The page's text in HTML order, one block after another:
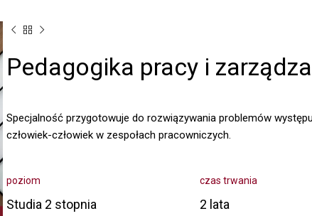
Pedagogika pracy i
Specjalność przygotowuje do rozwiązywania problemów
człowiek-człowiek w zespołach pracowniczych.
poziom
Studia 2 stopnia
czas trwania
2 lata